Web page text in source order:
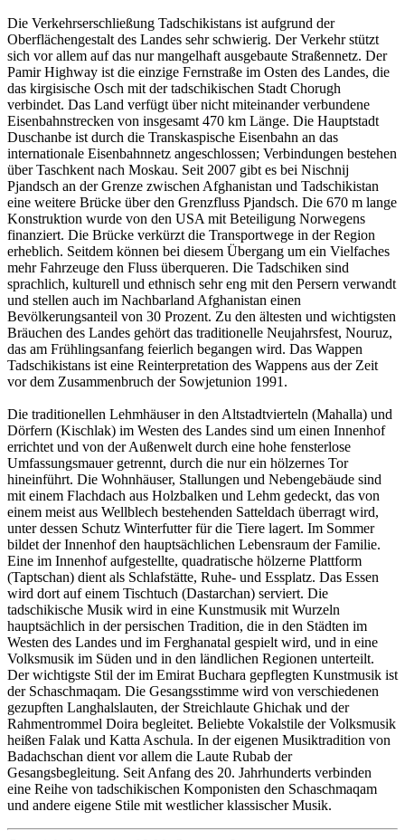
Die Verkehrserschließung Tadschikistans ist aufgrund der
Oberflächengestalt des Landes sehr schwierig. Der Verkehr stützt
sich vor allem auf das nur mangelhaft ausgebaute Straßennetz. Der
Pamir Highway ist die einzige Fernstraße im Osten des Landes, die
das kirgisische Osch mit der tadschikischen Stadt Chorugh
verbindet. Das Land verfügt über nicht miteinander verbundene
Eisenbahnstrecken von insgesamt 470 km Länge. Die Hauptstadt
Duschanbe ist durch die Transkaspische Eisenbahn an das
internationale Eisenbahnnetz angeschlossen; Verbindungen bestehen
über Taschkent nach Moskau. Seit 2007 gibt es bei Nischnij
Pjandsch an der Grenze zwischen Afghanistan und Tadschikistan
eine weitere Brücke über den Grenzfluss Pjandsch. Die 670 m lange
Konstruktion wurde von den USA mit Beteiligung Norwegens
finanziert. Die Brücke verkürzt die Transportwege in der Region
erheblich. Seitdem können bei diesem Übergang um ein Vielfaches
mehr Fahrzeuge den Fluss überqueren. Die Tadschiken sind
sprachlich, kulturell und ethnisch sehr eng mit den Persern verwandt
und stellen auch im Nachbarland Afghanistan einen
Bevölkerungsanteil von 30 Prozent. Zu den ältesten und wichtigsten
Bräuchen des Landes gehört das traditionelle Neujahrsfest, Nouruz,
das am Frühlingsanfang feierlich begangen wird. Das Wappen
Tadschikistans ist eine Reinterpretation des Wappens aus der Zeit
vor dem Zusammenbruch der Sowjetunion 1991.
Die traditionellen Lehmhäuser in den Altstadtvierteln (Mahalla) und
Dörfern (Kischlak) im Westen des Landes sind um einen Innenhof
errichtet und von der Außenwelt durch eine hohe fensterlose
Umfassungsmauer getrennt, durch die nur ein hölzernes Tor
hineinführt. Die Wohnhäuser, Stallungen und Nebengebäude sind
mit einem Flachdach aus Holzbalken und Lehm gedeckt, das von
einem meist aus Wellblech bestehenden Satteldach überragt wird,
unter dessen Schutz Winterfutter für die Tiere lagert. Im Sommer
bildet der Innenhof den hauptsächlichen Lebensraum der Familie.
Eine im Innenhof aufgestellte, quadratische hölzerne Plattform
(Taptschan) dient als Schlafstätte, Ruhe- und Essplatz. Das Essen
wird dort auf einem Tischtuch (Dastarchan) serviert. Die
tadschikische Musik wird in eine Kunstmusik mit Wurzeln
hauptsächlich in der persischen Tradition, die in den Städten im
Westen des Landes und im Ferghanatal gespielt wird, und in eine
Volksmusik im Süden und in den ländlichen Regionen unterteilt.
Der wichtigste Stil der im Emirat Buchara gepflegten Kunstmusik ist
der Schaschmaqam. Die Gesangsstimme wird von verschiedenen
gezupften Langhalslauten, der Streichlaute Ghichak und der
Rahmentrommel Doira begleitet. Beliebte Vokalstile der Volksmusik
heißen Falak und Katta Aschula. In der eigenen Musiktradition von
Badachschan dient vor allem die Laute Rubab der
Gesangsbegleitung. Seit Anfang des 20. Jahrhunderts verbinden
eine Reihe von tadschikischen Komponisten den Schaschmaqam
und andere eigene Stile mit westlicher klassischer Musik.